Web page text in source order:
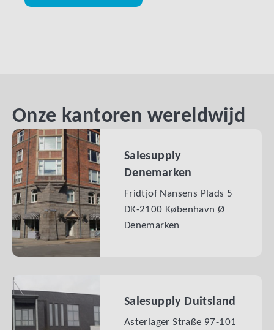
Onze kantoren wereldwijd
Salesupply
Denemarken
Fridtjof Nansens Plads 5
DK-2100 København Ø
Denemarken
Salesupply Duitsland
Asterlager Straße 97-101